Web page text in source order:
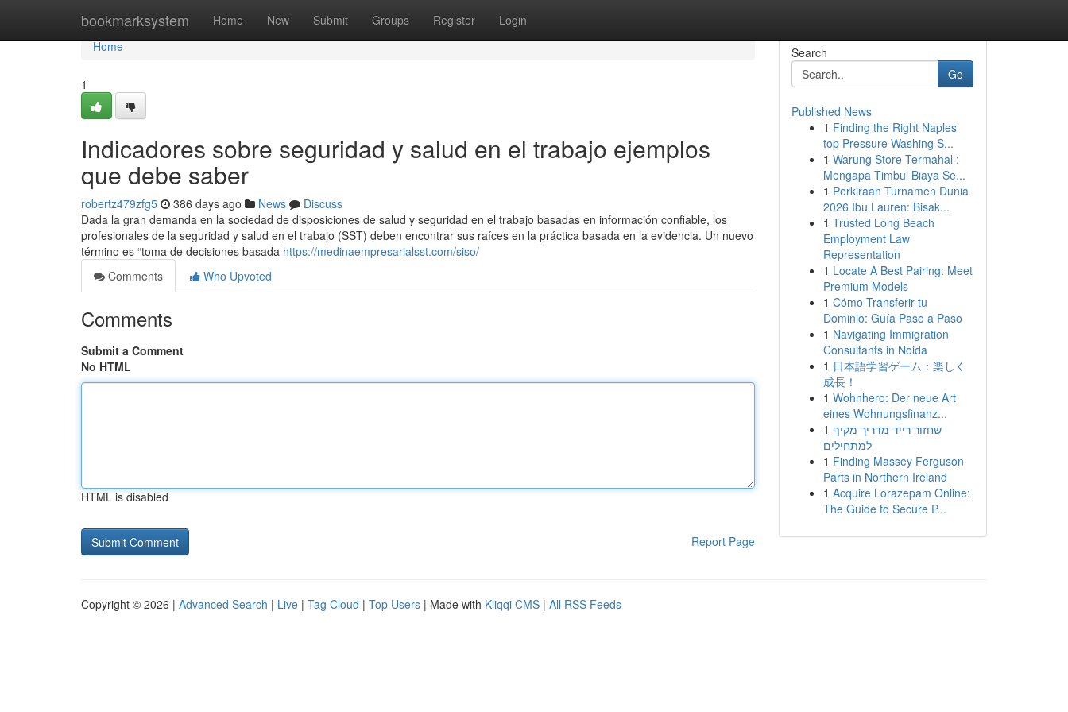
bookmarksystem Home New Submit Groups Register Login
Home
Home
1
Indicadores sobre seguridad y salud en el trabajo ejemplos
que debe saber
robertz479zfg5 386 days ago News
Discuss
Dada la gran demanda en la sociedad de disposiciones de salud y seguridad en el trabajo basadas en información confiable, los
profesionales de la seguridad y salud en el trabajo (SST) deben encontrar sus raíces en la práctica basada en la evidencia. Un nuevo
término es “toma de decisiones basada https://medinaempresarialsst.com/siso/
Comments
Who Upvoted
Comments
Submit a Comment
No HTML
HTML is disabled
Report Page
Search
Go
Published News
1 Finding the Right Naples
top Pressure Washing S...
1 Warung Store Termahal :
Mengapa Timbul Biaya Se...
1 Perkiraan Turnamen Dunia
2026 Ibu Lauren: Bisak...
1 Trusted Long Beach
Employment Law
Representation
1 Locate A Best Pairing: Meet
Premium Models
1 Cómo Transferir tu
Dominio: Guía Paso a Paso
1 Navigating Immigration
Consultants in Noida
1 日本語学習ゲーム：楽しく
成長！
1 Wohnhero: Der neue Art
eines Wohnungsfinanz...
1 שחזור רייד מדריך מקיף
למתחילים
1 Finding Massey Ferguson
Parts in Northern Ireland
1 Acquire Lorazepam Online:
The Guide to Secure P...
Copyright © 2026 | Advanced Search | Live | Tag Cloud | Top Users | Made with Kliqqi CMS | All RSS Feeds